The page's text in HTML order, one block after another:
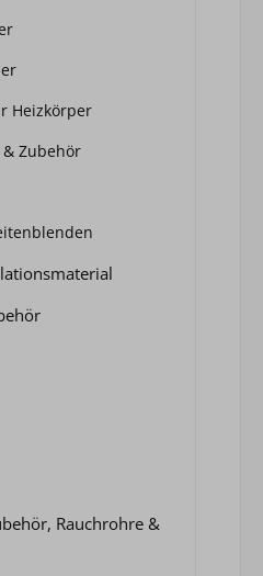
Heizkörper
Zubehör
Rauchrohre &